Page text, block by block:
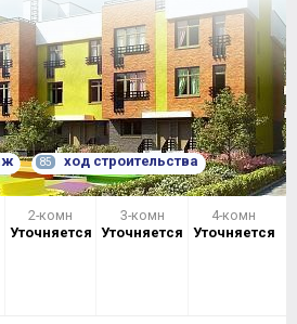
85 ход строительства
2-комн
Уточняется
3-комн
Уточняется
4-комн
Уточняется